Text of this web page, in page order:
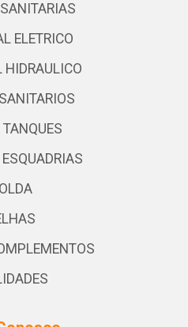
ELETRICO
HIDRAULICO
TANQUES
ESQUADRIAS